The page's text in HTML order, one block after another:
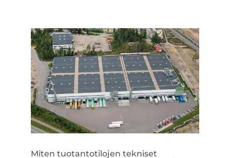
Miten tuotantotilojen tekniset